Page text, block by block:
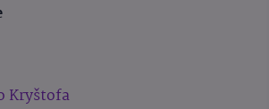
Kryštofa